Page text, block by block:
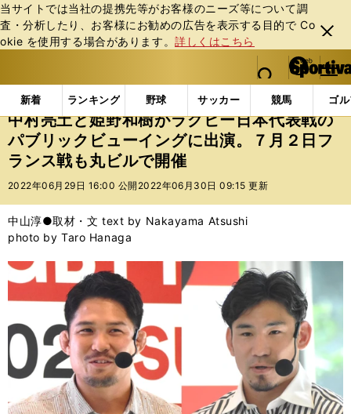
当サイトでは当社の提携先等がお客様のニーズ等について調
査・分析したり、お客様にお勧めの広告を表⽰する⽬的で Co
okie を使⽤する場合があります。詳しくはこちら
閉じ
る
web Sportiva (webスポルティーバ)
検索
マイペ
ー
ジ
メニュ
新着 ランキング 野球 サッカー 競馬 ゴ
b
ス
ポ
ル
テ
ー
バ
インフォメーション その他 中村亮土と姫野和樹が
中村亮土と姫野和樹がラグビー日本代表戦の
パブリックビューイングに出演。７月２日フ
ランス戦も丸ビルで開催
2022年06月29日 16:00 公開 2022年06月30日 09:15 更新
中山淳●取材・文 text by Nakayama Atsushi
photo by Taro Hanaga